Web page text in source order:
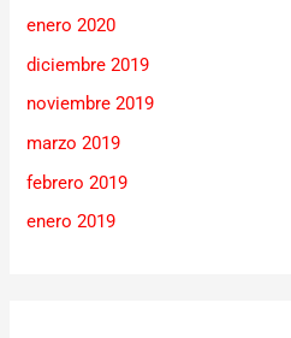
enero 2020
diciembre 2019
noviembre 2019
marzo 2019
febrero 2019
enero 2019